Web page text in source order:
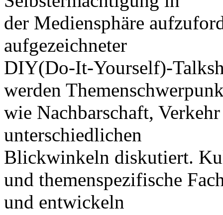
der Mediensphäre
aufgezeichneter
DIY(Do-It-Yourself)-
werden
wie Nachbarschaft,
unterschiedlichen
Blickwinkeln diskutiert.
und themenspezifische
und entwickeln